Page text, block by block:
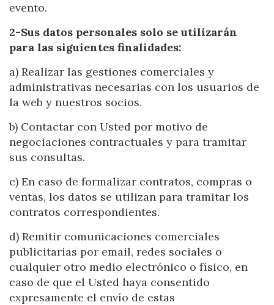
evento.
2-Sus datos personales solo se utilizarán
para las siguientes finalidades:
a) Realizar las gestiones comerciales y
administrativas necesarias con los usuarios de
la web y nuestros socios.
b) Contactar con Usted por motivo de
negociaciones contractuales y para tramitar
sus consultas.
c) En caso de formalizar contratos, compras o
ventas, los datos se utilizan para tramitar los
contratos correspondientes.
d) Remitir comunicaciones comerciales
publicitarias por email, redes sociales o
cualquier otro medio electrónico o físico, en
caso de que el Usted haya consentido
expresamente el envío de estas
Modify cookies
Technical and functional
This website uses its own Cookies to collect information in
order to improve our services. If you continue browsing,
you accept their installation. The user has the possibility of
configuring his browser, being able, if he so wishes, to
prevent them from being installed on his hard drive,
although he must bear in mind that such action may cause
difficulties in navigating the website.